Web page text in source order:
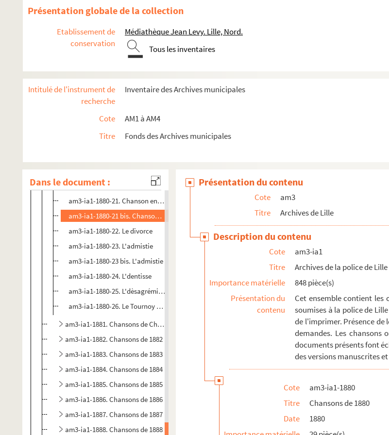
Présentation globale de la collection
Etablissement de
conservation
Médiathèque Jean Levy. Lille, Nord.
Tous les inventaires
Intitulé de l'instrument de
recherche
Inventaire des Archives municipales
Cote
AM1 à AM4
Titre
Fonds des Archives municipales
Dans le document :
am3-ia1-1880-9. Les facteurs de la poste
am3-ia1-1880-11. Les fourniaux écologiques
am3-ia1-1880-12. L'hiver rigoureux
am3-ia1-1880-14. L'projet de réduction du service militaire
am3-ia1-1880-15. L'petit chez les Zoulous
am3-ia1-1880-17 bis. Chanson nouvelle en patois de Lille chantée par les Amis de la gaité
am3-ia1-1880-19. Chanson en patois de Lille
am3-ia1-1880-20. Chanson en patois de Lille
am3-ia1-1880-21. Chanson en patois de Lille
am3-ia1-1880-21 bis. Chanson en patois de Lille
am3-ia1-1880-22. Le divorce
am3-ia1-1880-23. L'admistie
am3-ia1-1880-23 bis. L'admistie
am3-ia1-1880-24. L'dentisse
am3-ia1-1880-25. L'dèsagrémint d'un portrait
am3-ia1-1880-26. Le Tournoy national
am3-ia1-1881. Chansons de Chansons de 1881
am3-ia1-1882. Chansons de 1882
am3-ia1-1883. Chansons de 1883
am3-ia1-1884. Chansons de 1884
am3-ia1-1885. Chansons de 1885
am3-ia1-1886. Chansons de 1886
am3-ia1-1887. Chansons de 1887
am3-ia1-1888. Chansons de 1888
Présentation du contenu
Cote
am3
Titre
Archives de Lille
Description du contenu
Cote
am3-ia1
Titre
Archives de la police de
Importance matérielle
848 pièce(s)
Présentation du
contenu
Cet ensemble contient les
soumises à la police de
de l'imprimer. Présence
demandes. Les
documents présents font
des versions manuscrites
Cote
am3-ia1-1880
Titre
Chansons de 1880
Date
1880